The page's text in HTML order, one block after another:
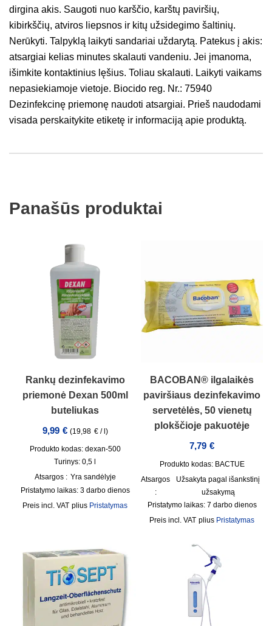
dirgina akis. Saugoti nuo karščio, karštų paviršių,
kibirkščių, atviros liepsnos ir kitų užsidegimo šaltinių.
Nerūkyti. Talpyklą laikyti sandariai uždarytą. Patekus į akis:
atsargiai kelias minutes skalauti vandeniu. Jei įmanoma,
išimkite kontaktinius lęšius. Toliau skalauti. Laikyti vaikams
nepasiekiamoje vietoje. Biocido reg. Nr.: 75940
Dezinfekcinę priemonę naudoti atsargiai. Prieš naudodami
visada perskaitykite etiketę ir informaciją apie produktą.
Panašūs produktai
Rankų dezinfekavimo
priemonė Dexan 500ml
buteliukas
9,99 € (19,98 €/ )
Produkto kodas: dexan-500
Turinys: 0,5
Atsargos : Yra sandėlyje
Pristatymo laikas: 3 darbo dienos
incl. VAT plius Pristatymas
BACOBAN® ilgalaikės
paviršiaus dezinfekavimo
servetėlės, 50 vienetų
plokščioje pakuotėje
7,79 €
Produkto kodas: BACTUE
Atsargos
:
Užsakyta pagal išankstinį
užsakymą
Pristatymo laikas: 7 darbo dienos
incl. VAT plius Pristatymas